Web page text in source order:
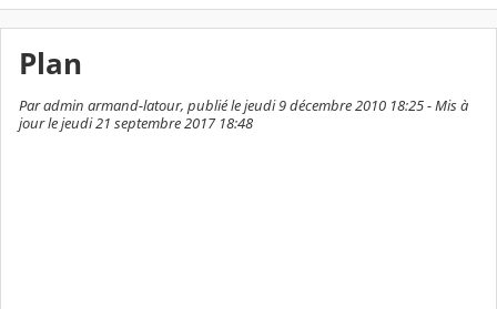
Plan
Par admin armand-latour, publié le jeudi 9 décembre 2010 18:25 - Mis à
jour le jeudi 21 septembre 2017 18:48